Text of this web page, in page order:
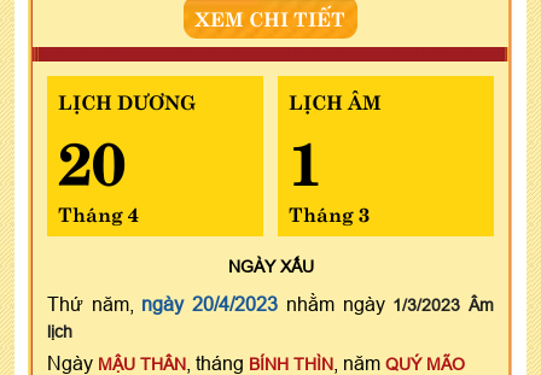
XEM CHI TIẾT
LỊCH DƯƠNG
20
Tháng 4
LỊCH ÂM
1
Tháng 3
NGÀYXẤU
Thứ năm, ngày 20/4/2023 nhằm ngày 1/3/2023 Âm
lịch
Ngày MẬU THÂN , tháng BÍNH THÌN , năm QUÝ MÃO